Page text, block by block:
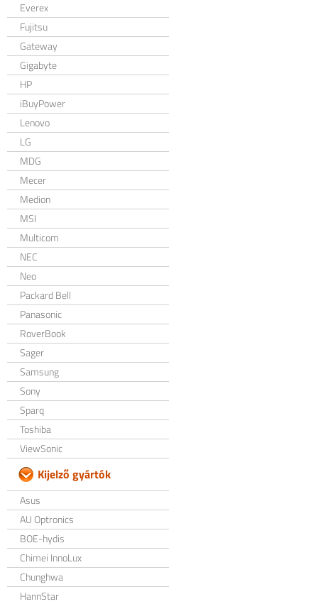
Everex
Fujitsu
Gateway
Gigabyte
HP
iBuyPower
Lenovo
LG
MDG
Mecer
Medion
MSI
Multicom
NEC
Neo
Packard Bell
Panasonic
RoverBook
Sager
Samsung
Sony
Sparq
Toshiba
ViewSonic
Kijelző gyártók
Asus
AU Optronics
BOE-hydis
Chimei InnoLux
Chunghwa
HannStar